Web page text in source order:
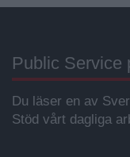
Public Service
Du läser en av
Stöd vårt dagliga